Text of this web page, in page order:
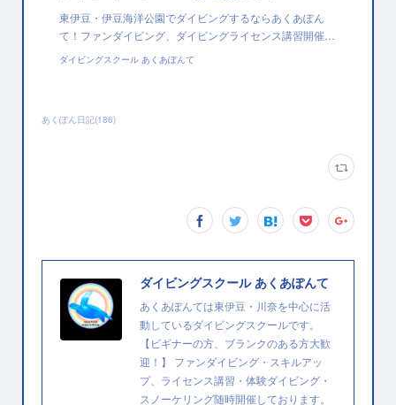
東伊豆・伊豆海洋公園でダイビングするならあくあぽん
て！ファンダイビング、ダイビングライセンス講習開催…
ダイビングスクール あくあぽんて
あくぽん日記(186)
ダイビングスクール あくあぽんて
あくあぽんては東伊豆・川奈を中心に活
動しているダイビングスクールです。
【ビギナーの方、ブランクのある方大歓
迎！】 ファンダイビング・スキルアッ
プ、ライセンス講習・体験ダイビング・
スノーケリング随時開催しております。